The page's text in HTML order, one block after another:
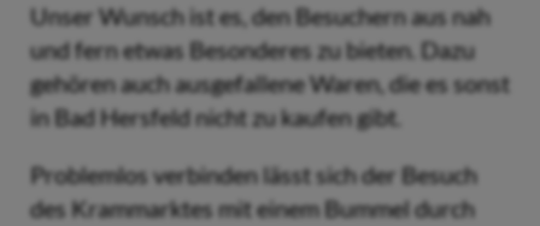
Unser Wunsch ist es, den Besuchern aus nah
und fern etwas Besonderes zu bieten. Dazu
gehören auch ausgefallene Waren, die es sonst
in Bad Hersfeld nicht zu kaufen gibt.
Problemlos verbinden lässt sich der Besuch
des Krammarktes mit einem Bummel durch